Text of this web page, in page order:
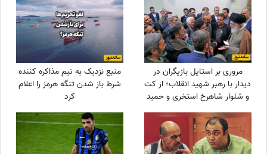
مروری بر استایل بازیگران در
دیدار با رهبر شهید انقلاب؛ از کت
و شلوار شاهرخ استخری و حمید
لولایی تا شلوار جین شهاب
حسینی و حجاب کامل الهام
حمیدی و بهاره افشاری با
مقنعه+عکس
منبع نزدیک به تیم مذاکره کننده
شرط باز شدن تنگه هرمز را اعلام
کرد